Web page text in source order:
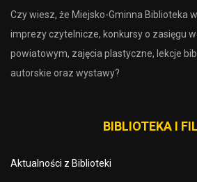
Czy wiesz, że Miejsko-Gminna Biblioteka
imprezy czytelnicze, konkursy o zasięgu
powiatowym, zajęcia plastyczne, lekcje
autorskie oraz wystawy?
BIBLIOTEKA I
Aktualności z Biblioteki